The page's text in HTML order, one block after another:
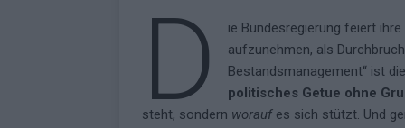
D
ie Bundesregierung feiert
aufzunehmen, als
Bestandsmanagement“ ist
politisches Getue ohne
steht, sondern woraufes sich stützt. Und